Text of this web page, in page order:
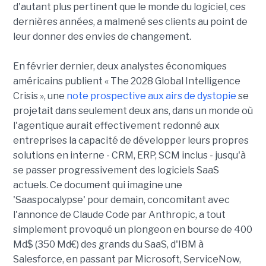
d'autant plus pertinent que le monde du logiciel, ces
dernières années, a malmené ses clients au point de
leur donner des envies de changement.
En février dernier, deux analystes économiques
américains publient « The 2028 Global Intelligence
Crisis », une note prospective aux airs de dystopie se
projetait dans seulement deux ans, dans un monde où
l'agentique aurait effectivement redonné aux
entreprises la capacité de développer leurs propres
solutions en interne - CRM, ERP, SCM inclus - jusqu'à
se passer progressivement des logiciels SaaS
actuels. Ce document qui imagine une
'Saaspocalypse' pour demain, concomitant avec
l'annonce de Claude Code par Anthropic, a tout
simplement provoqué un plongeon en bourse de 400
Md$ (350 Md€) des grands du SaaS, d'IBM à
Salesforce, en passant par Microsoft, ServiceNow,